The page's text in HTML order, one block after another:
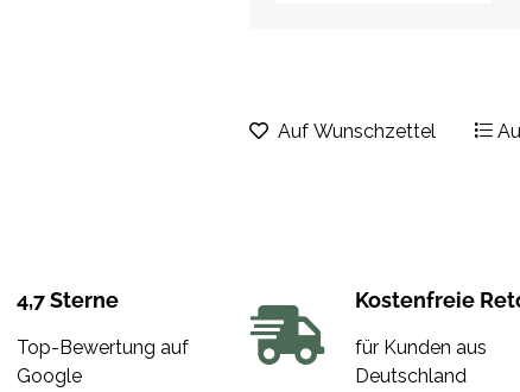
Auf Wunschzettel
4,7 Sterne
Top-Bewertung auf
Google
Kostenfreie
für Kunden aus
Deutschland